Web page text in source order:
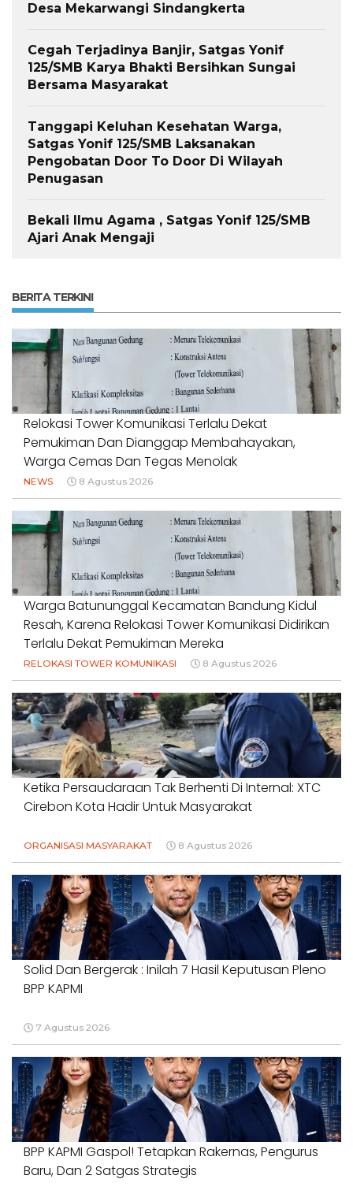
Desa Mekarwangi Sindangkerta
Cegah Terjadinya Banjir, Satgas Yonif
125/SMB Karya Bhakti Bersihkan Sungai
Bersama Masyarakat
Tanggapi Keluhan Kesehatan Warga,
Satgas Yonif 125/SMB Laksanakan
Pengobatan Door To Door Di Wilayah
Penugasan
Bekali Ilmu Agama , Satgas Yonif 125/SMB
Ajari Anak Mengaji
BERITA TERKINI
Relokasi Tower Komunikasi Terlalu Dekat
Pemukiman Dan Dianggap Membahayakan,
Warga Cemas Dan Tegas Menolak
NEWS 8 Agustus 2026
Warga Batununggal Kecamatan Bandung Kidul
Resah, Karena Relokasi Tower Komunikasi Didirikan
Terlalu Dekat Pemukiman Mereka
RELOKASI TOWER KOMUNIKASI 8 Agustus 2026
Ketika Persaudaraan Tak Berhenti Di Internal: XTC
Cirebon Kota Hadir Untuk Masyarakat
ORGANISASI MASYARAKAT 8 Agustus 2026
Solid Dan Bergerak : Inilah 7 Hasil Keputusan Pleno
BPP KAPMI
7 Agustus 2026
BPP KAPMI Gaspol! Tetapkan Rakernas, Pengurus
Baru, Dan 2 Satgas Strategis